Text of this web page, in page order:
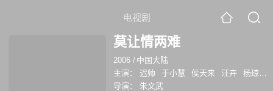
电视剧
莫让情两难
2006 / 中国大陆
主演：
迟帅 于小慧 侯天来 汪卉 杨琼
导演：
朱文武